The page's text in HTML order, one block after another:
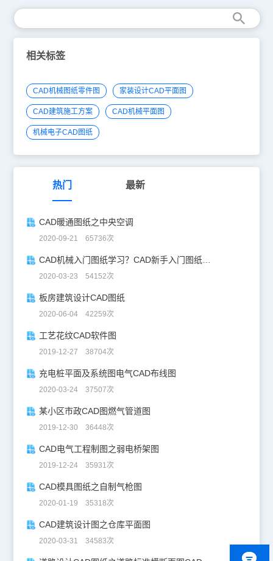
相关标签
CAD机械图纸零件图 家装设计CAD平面图
CAD建筑施工方案 CAD机械平面图
机械电子CAD图纸
热门 最新
CAD暖通图纸之中央空调
2020-09-21 65736次
CAD机械入门图纸学习？CAD新手入门图纸练习
2020-03-23 54152次
板房建筑设计CAD图纸
2020-06-04 42259次
工艺花纹CAD软件图
2019-12-27 38704次
充电桩平面及系统图电气CAD布线图
2020-03-24 37507次
某小区市政CAD图燃气管道图
2019-12-30 36448次
CAD电气工程制图之弱电桥架图
2019-12-24 35931次
CAD模具图纸之自制气枪图
2020-01-19 35318次
CAD建筑设计图之仓库平面图
2020-03-31 34583次